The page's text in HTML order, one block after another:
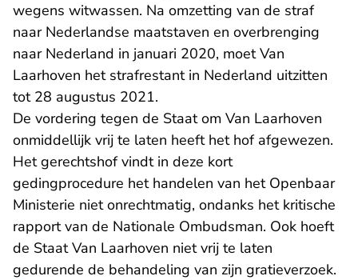
wegens witwassen. Na omzetting van de straf
naar Nederlandse maatstaven en overbrenging
naar Nederland in januari 2020, moet Van
Laarhoven het strafrestant in Nederland uitzitten
tot 28 augustus 2021.
De vordering tegen de Staat om Van Laarhoven
onmiddellijk vrij te laten heeft het hof afgewezen.
Het gerechtshof vindt in deze kort
gedingprocedure het handelen van het Openbaar
Ministerie niet onrechtmatig, ondanks het kritische
rapport van de Nationale Ombudsman. Ook hoeft
de Staat Van Laarhoven niet vrij te laten
gedurende de behandeling van zijn gratieverzoek.